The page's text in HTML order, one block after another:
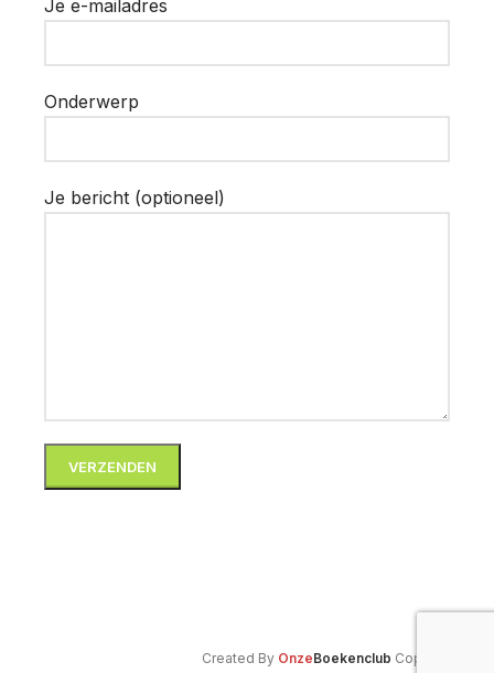
Je e-mailadres
Onderwerp
Je bericht (optioneel)
Created By OnzeBoekenclub Copyright